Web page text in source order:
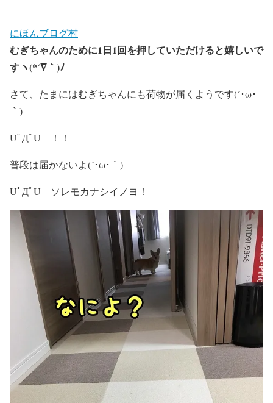
にほんブログ村
むぎちゃんのために1日1回を押していただけると嬉しいで
すヽ(*´∇｀)ﾉ
さて、たまにはむぎちゃんにも荷物が届くようです(´･ω･
｀)
UﾟДﾟU ！！
普段は届かないよ(´･ω･｀)
UﾟДﾟU ソレモカナシイノヨ！